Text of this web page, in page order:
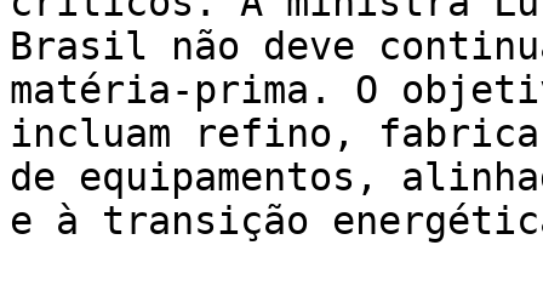
Brasil não deve
matéria-prima. O
incluam refino,
de equipamentos,
e à transição